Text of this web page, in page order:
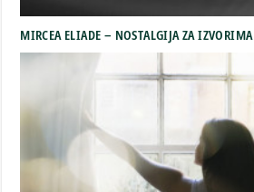
MIRCEA ELIADE – NOSTALGIJA ZA IZVORIMA